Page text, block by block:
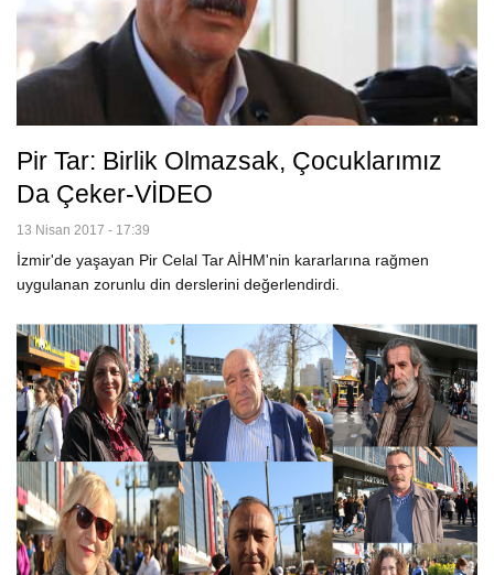
Pir Tar: Birlik Olmazsak, Çocuklarımız
Da Çeker-VİDEO
13 Nisan 2017 - 17:39
İzmir'de yaşayan Pir Celal Tar AİHM'nin kararlarına rağmen
uygulanan zorunlu din derslerini değerlendirdi.